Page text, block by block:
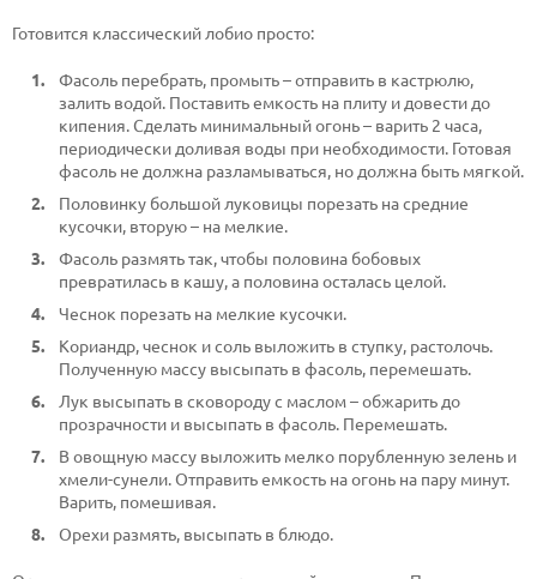
Готовится классический лобио просто:
Фасоль перебрать, промыть – отправить в кастрюлю,
залить водой. Поставить емкость на плиту и довести до
кипения. Сделать минимальный огонь – варить 2 часа,
периодически доливая воды при необходимости. Готовая
фасоль не должна разламываться, но должна быть мягкой.
Половинку большой луковицы порезать на средние
кусочки, вторую – на мелкие.
Фасоль размять так, чтобы половина бобовых
превратилась в кашу, а половина осталась целой.
Чеснок порезать на мелкие кусочки.
Кориандр, чеснок и соль выложить в ступку, растолочь.
Полученную массу высыпать в фасоль, перемешать.
Лук высыпать в сковороду с маслом – обжарить до
прозрачности и высыпать в фасоль. Перемешать.
В овощную массу выложить мелко порубленную зелень и
хмели-сунели. Отправить емкость на огонь на пару минут.
Варить, помешивая.
Орехи размять, высыпать в блюдо.